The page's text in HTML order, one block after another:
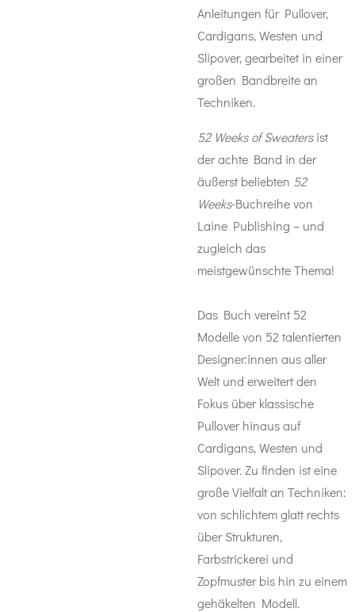
Anleitungen für Pullover,
Cardigans, Westen und
Slipover, gearbeitet in einer
großen Bandbreite an
Techniken.
52 Weeks of Sweatersist
der achte Band in der
äußerst beliebten 52
Weeks-Buchreihe von
Laine Publishing – und
zugleich das
meistgewünschte Thema!
Das Buch vereint 52
Modelle von 52 talentierten
Designer:innen aus aller
Welt und erweitert den
Fokus über klassische
Pullover hinaus auf
Cardigans, Westen und
Slipover. Zu finden ist eine
große Vielfalt an Techniken:
von schlichtem glatt rechts
über Strukturen,
Farbstrickerei und
Zopfmuster bis hin zu einem
gehäkelten Modell.